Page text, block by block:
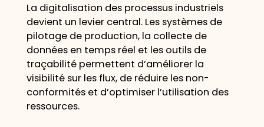
La digitalisation des processus industriels
devient un levier central. Les systèmes de
pilotage de production, la collecte de
données en temps réel et les outils de
traçabilité permettent d’améliorer la
visibilité sur les flux, de réduire les non-
conformités et d’optimiser l’utilisation des
ressources.